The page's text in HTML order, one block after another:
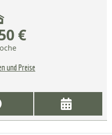
€
und Preise